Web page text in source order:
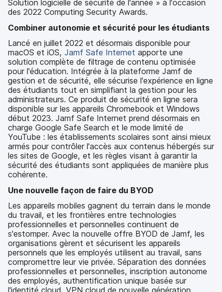
Solution logicielle de sécurité de l'année » à l'occasion
des 2022 Computing Security Awards.
Combiner autonomie et sécurité pour les étudiants
Lancé en juillet 2022 et désormais disponible pour
macOS et iOS, Jamf Safe Internet apporte une
solution complète de filtrage de contenu optimisée
pour l'éducation. Intégrée à la plateforme Jamf de
gestion et de sécurité, elle sécurise l'expérience en ligne
des étudiants tout en simplifiant la gestion pour les
administrateurs. Ce produit de sécurité en ligne sera
disponible sur les appareils Chromebook et Windows
début 2023. Jamf Safe Internet prend désormais en
charge Google Safe Search et le mode limité de
YouTube : les établissements scolaires sont ainsi mieux
armés pour contrôler l'accès aux contenus hébergés sur
les sites de Google, et les règles visant à garantir la
sécurité des étudiants sont appliquées de manière plus
cohérente.
Une nouvelle façon de faire du BYOD
Les appareils mobiles gagnent du terrain dans le monde
du travail, et les frontières entre technologies
professionnelles et personnelles continuent de
s'estomper. Avec la nouvelle offre BYOD de Jamf, les
organisations gèrent et sécurisent les appareils
personnels que les employés utilisent au travail, sans
compromettre leur vie privée. Séparation des données
professionnelles et personnelles, inscription autonome
des employés, authentification unique basée sur
l'identité cloud, VPN cloud de nouvelle génération,